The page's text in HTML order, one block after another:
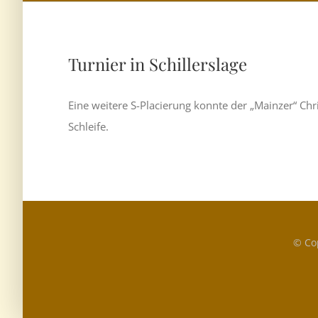
Turnier in Schillerslage
Eine weitere S-Placierung konnte der „Mainzer“
Schleife.
©